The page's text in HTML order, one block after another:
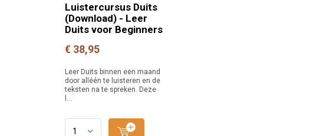
Luistercursus Duits
(Download) - Leer
Duits voor Beginners
€ 38,95
Leer Duits binnen een maand
door alléén te luisteren en de
teksten na te spreken. Deze